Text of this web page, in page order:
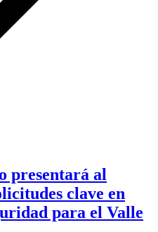
presentará al
clave en
para el Valle